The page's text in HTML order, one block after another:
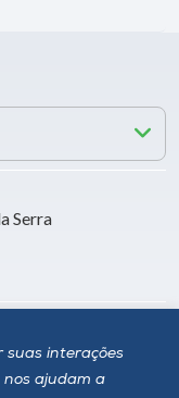
suas interações
nos ajudam a
Serra